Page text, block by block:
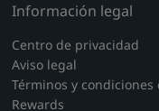
Información legal
Centro de privacidad
Aviso legal
Términos y condiciones
Rewards